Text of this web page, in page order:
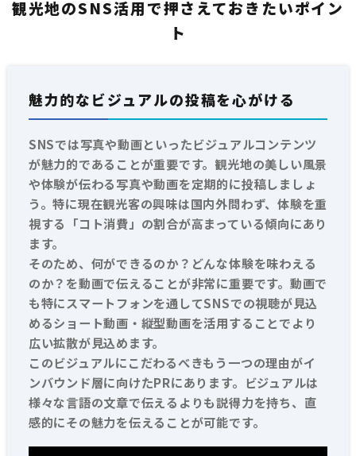
観光地のSNS活用で押さえておきたいポイン
ト
魅力的なビジュアルの投稿を心がける
SNSでは写真や動画といったビジュアルコンテンツ
が魅力的であることが重要です。観光地の美しい風景
や体験が伝わる写真や動画を定期的に投稿しましょ
う。特に現在観光客の興味は国内外問わず、体験を重
視する「コト消費」の割合が高まっている傾向にあり
ます。
そのため、何ができるのか？どんな体験を味わえる
のか？を動画で伝えることが非常に重要です。動画で
も特にスマートフォンを通してSNSでの視聴が見込
めるショート動画・縦型動画を活用することでより
広い拡散が見込めます。
このビジュアルにこだわるべきもう一つの理由がイ
ンバウンド層に向けたPRにあります。ビジュアルは
様々な言語の文章で伝えるよりも説得力を持ち、直
感的にその魅力を伝えることが可能です。